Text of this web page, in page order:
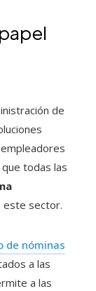
de
todas las
este sector.
de nóminas
a las
a las